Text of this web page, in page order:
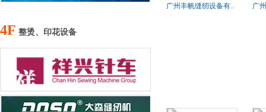
广州丰帆缝纫设备有.. 广
4F 整烫、印花设备